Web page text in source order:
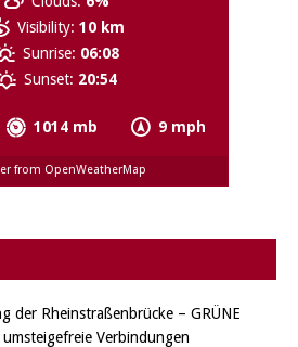
1014 mb 9 mph
Visibility: 10 km
Sunrise: 06:08
Sunset: 20:54
from OpenWeatherMap
der Rheinstraßenbrücke – GRÜNE
Verbindungen